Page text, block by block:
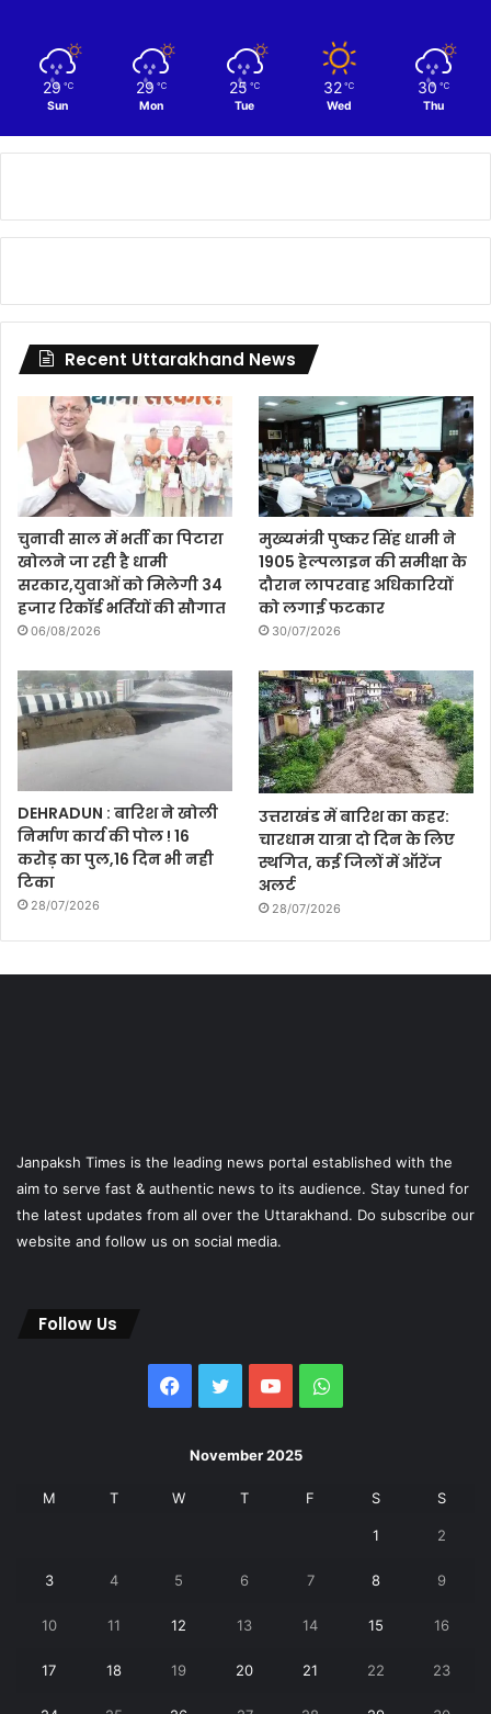
29 ℃
Sun
29 ℃
Mon
25 ℃
Tue
32 ℃
Wed
30 ℃
Thu
Recent Uttarakhand News
चुनावी साल में भर्ती का पिटारा
खोलने जा रही है धामी
सरकार,युवाओं को मिलेगी 34
हजार रिकॉर्ड भर्तियों की सौगात
06/08/2026
मुख्यमंत्री पुष्कर सिंह धामी ने
1905 हेल्पलाइन की समीक्षा के
दौरान लापरवाह अधिकारियों
को लगाई फटकार
30/07/2026
DEHRADUN : बारिश ने खोली
निर्माण कार्य की पोल ! 16
करोड़ का पुल,16 दिन भी नही
टिका
28/07/2026
उत्तराखंड में बारिश का कहर:
चारधाम यात्रा दो दिन के लिए
स्थगित, कई जिलों में ऑरेंज
अलर्ट
28/07/2026
Janpaksh Times is the leading news portal established with the
aim to serve fast & authentic news to its audience. Stay tuned for
the latest updates from all over the Uttarakhand. Do subscribe our
website and follow us on social media.
Follow Us
Facebook
Twitter YouTubeWhatsApp
November 2025
M T W T F S S
1 2
3 4 5 6 7 8 9
10 11 12 13 14 15 16
17 18 19 20 21 22 23